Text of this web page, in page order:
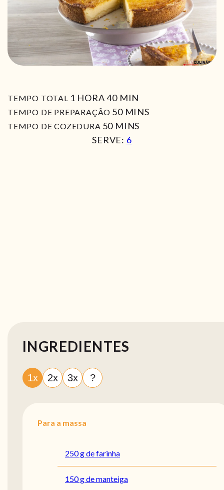
TEMPO TOTAL 1 HORA
HORA 40MIN
MIN
TEMPO DE PREPARAÇÃO 50MIN
MINS
TEMPO DE COZEDURA 50MIN
MINS
SERVE: 6
INGREDIENTES
1x 2x 3x ?
Para a massa
250 g de farinha
150 g de manteiga